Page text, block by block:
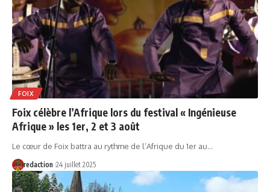
FOIX
Foix célèbre l’Afrique lors du festival « Ingénieuse
Afrique » les 1er, 2 et 3 août
Le cœur de Foix battra au rythme de l’Afrique du 1er au…
redaction 24 juillet 2025